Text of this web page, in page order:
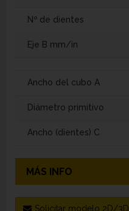
Nº de dientes
Eje B mm/in
Ancho del cubo A
Diámetro primitivo
Ancho (dientes) C
MÁS INFO
Solicitar modelo 2D/3D